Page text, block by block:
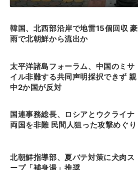
韓国、北西部沿岸で地雷15個回収 豪
雨で北朝鮮から流出か
太平洋諸島フォーラム、中国のミサ
イル非難する共同声明採択できず 親
中2か国が反対
国連事務総長、ロシアとウクライナ
両国を非難 民間人狙った攻撃めぐり
北朝鮮指導部、夏バテ対策に犬肉ス
ープ「補身湯」推奨